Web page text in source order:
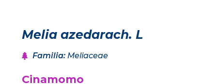
Melia azedarach. L
Familia: Meliaceae
Cinamomo